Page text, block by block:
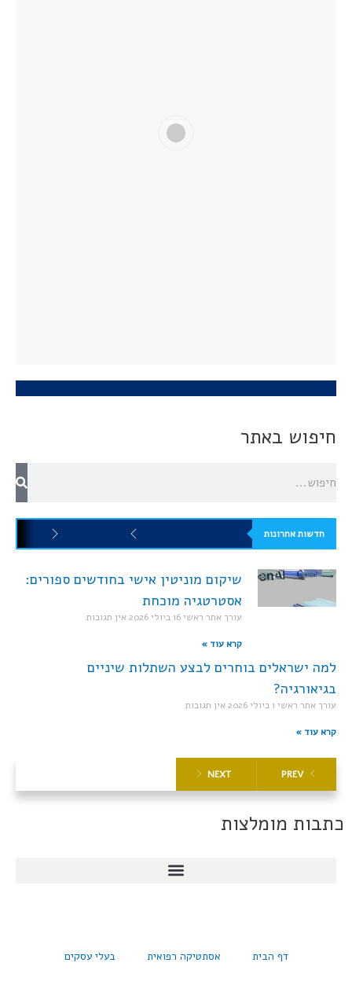
חיפוש באתר
חדשות אחרונות
שיקום מוניטין אישי בחודשים ספורים:
אסטרטגיה מוכחת
עורך אתר ראשי16 ביולי 2026 אין תגובות
קרא עוד »
למה ישראלים בוחרים לבצע השתלות שיניים
בגיאורגיה?
עורך אתר ראשי1 ביולי 2026 אין תגובות
קרא עוד »
PREV
NEXT
כתבות מומלצות
דף הבית אסתטיקה רפואית בעלי עסקים